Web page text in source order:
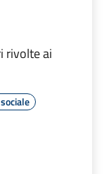
rivolte ai